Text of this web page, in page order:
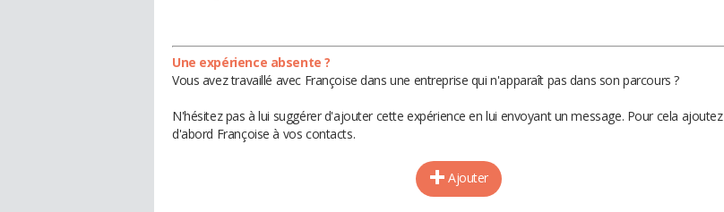
Une expérience absente ?
Vous avez travaillé avec Françoise dans une entreprise qui n'apparaît pas dans son parcours ?
N'hésitez pas à lui suggérer d'ajouter cette expérience en lui envoyant un message. Pour cela ajoutez
d'abord Françoise à vos contacts.
Ajouter